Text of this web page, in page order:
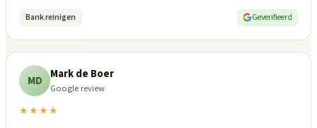
Bank reinigen Geverifieerd
MD Mark de Boer
Google review
★★★★